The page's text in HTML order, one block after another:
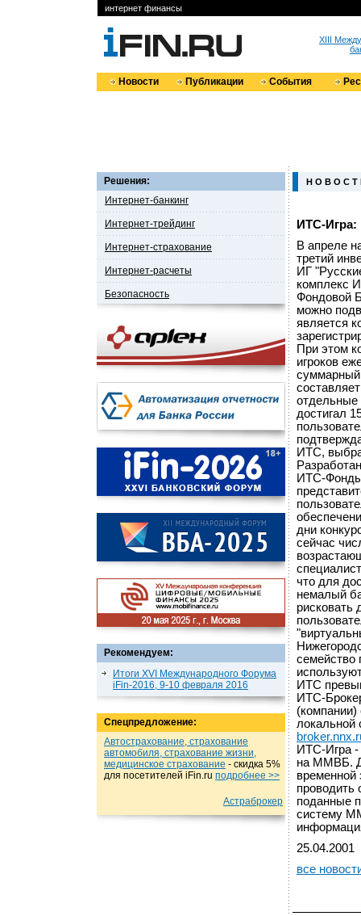
интернет финансы
XIII
Новости Публикации События
Решения:
Интернет-банкинг
Интернет-трейдинг
Интернет-страхование
Интернет-расчеты
Безопасность
Рекомендуем:
Итоги XVI Международного Форума
iFin-2016, 9-10 февраля 2016
Спецпредложение:
Автострахование, страхование
автомобиля, страхование жизни,
медицинское страхование - cкидка 5%
для посетителей iFin.ru подробнеe >>
Астраброкер
Н О В О С Т
ИТС-Игра:
В апреле
третий
ИГ
комплекс
Фондовой
можно
является
При этом
игроков
суммарный
достигал
ИТС,
ИТС-Фонды
дни
сейчас
что для
немалый
ИТС
ИТС-
(компании)
локальной
ИТС-Игра -
на ММВБ.
временной
проводить
поданные
систему
25.04.2001
все